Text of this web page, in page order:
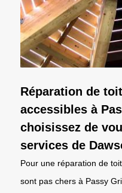
Réparation de
accessibles à
choisissez de
services de
Pour une réparation de
sont pas chers à Passy